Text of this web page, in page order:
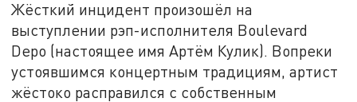
Жёсткий инцидент произошёл на
выступлении рэп-исполнителя Boulevard
Depo (настоящее имя Артём Кулик). Вопреки
устоявшимся концертным традициям, артист
жёстоко расправился с собственным